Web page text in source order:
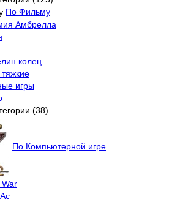
По Фильму
Амбрелла
колец
игры
(38)
По Компьютерной игре